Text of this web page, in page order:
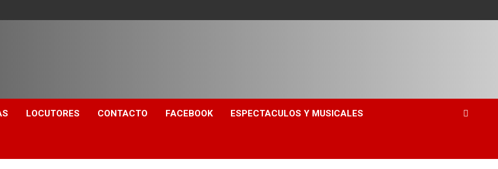
LOCUTORES CONTACTO FACEBOOK ESPECTACULOS Y MUSICALES